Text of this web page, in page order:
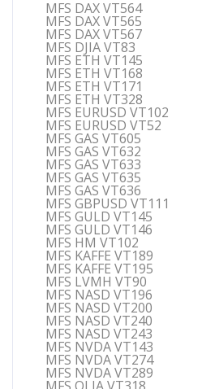
MFS DAX VT564
MFS DAX VT565
MFS DAX VT567
MFS DJIA VT83
MFS ETH VT145
MFS ETH VT168
MFS ETH VT171
MFS ETH VT328
MFS EURUSD VT102
MFS EURUSD VT52
MFS GAS VT605
MFS GAS VT632
MFS GAS VT633
MFS GAS VT635
MFS GAS VT636
MFS GBPUSD VT111
MFS GULD VT145
MFS GULD VT146
MFS HM VT102
MFS KAFFE VT189
MFS KAFFE VT195
MFS LVMH VT90
MFS NASD VT196
MFS NASD VT200
MFS NASD VT240
MFS NASD VT243
MFS NVDA VT143
MFS NVDA VT274
MFS NVDA VT289